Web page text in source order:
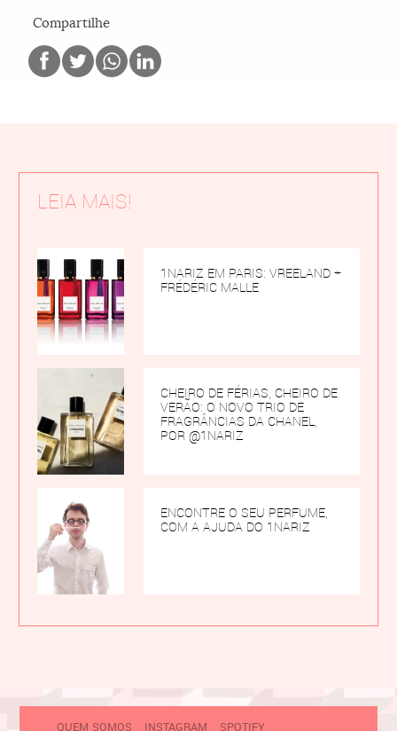
Compartilhe
LEIA MAIS!
1NARIZ EM PARIS: VREELAND +
FRÉDÉRIC MALLE
CHEIRO DE FÉRIAS, CHEIRO DE
VERÃO: O NOVO TRIO DE
FRAGRÂNCIAS DA CHANEL,
POR @1NARIZ
ENCONTRE O SEU PERFUME,
COM A AJUDA DO 1NARIZ
QUEM SOMOS INSTAGRAM SPOTIFY